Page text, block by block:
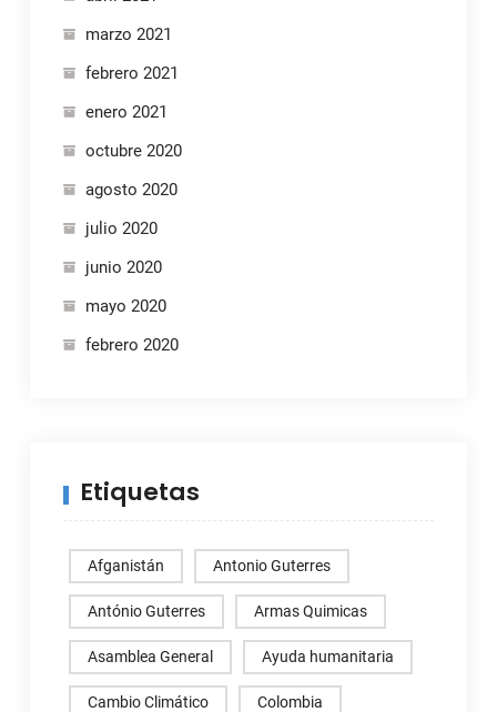
marzo 2021
febrero 2021
enero 2021
octubre 2020
agosto 2020
julio 2020
junio 2020
mayo 2020
febrero 2020
Etiquetas
Afganistán Antonio Guterres
António Guterres Armas Quimicas
Asamblea General Ayuda humanitaria
Cambio Climático Colombia